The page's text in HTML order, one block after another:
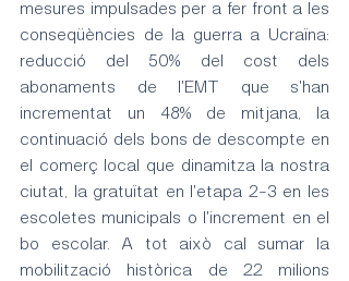
mesures impulsades per a fer front a les
conseqüències de la guerra a Ucraïna:
reducció del 50% del cost dels
abonaments de l'EMT que s'han
incrementat un 48% de mitjana, la
continuació dels bons de descompte en
el comerç local que dinamitza la nostra
ciutat, la gratuïtat en l'etapa 2-3 en les
escoletes municipals o l'increment en el
bo escolar. A tot això cal sumar la
mobilització històrica de 22 milions